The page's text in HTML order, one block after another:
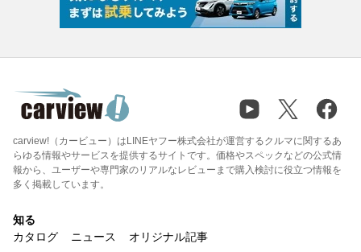
carview!（カービュー）はLINEヤフー株式会社が運営するクルマに関するあ
らゆる情報やサービスを提供するサイトです。価格やスペックなどの公式情
報から、ユーザーや専門家のリアルなレビューまで購入検討に役立つ情報を
多く掲載しています。
知る
カタログ
ニュース オリジナル記事